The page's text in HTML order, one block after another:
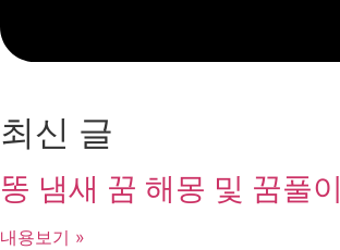
최신 글
똥 냄새 꿈 해몽 및 꿈풀이
내용보기 »